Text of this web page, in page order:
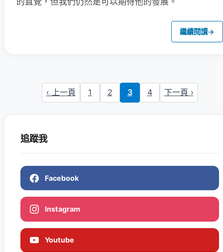
繼續閱讀→
‹ 上一頁 1 2 3 4 下一頁 ›
追蹤我
Facebook
Instagram
Youtube